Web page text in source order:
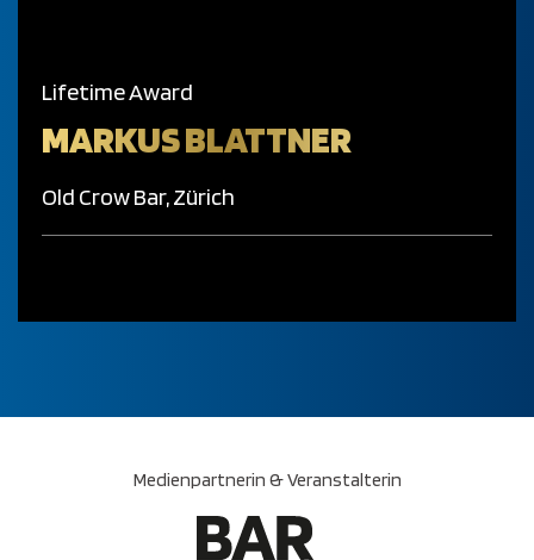
Lifetime Award
MARKUS BLATTNER
Old Crow Bar, Zürich
Medienpartnerin & Veranstalterin